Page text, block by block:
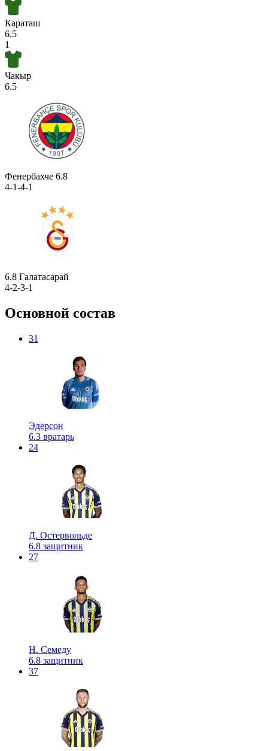
Караташ
6.5
1
Чакыр
6.5
Фенербахче 6.8
4-1-4-1
6.8 Галатасарай
4-2-3-1
Основной состав
31
Эдерсон
6.3 вратарь
24
Д. Остервольде
6.8 защитник
27
Н. Семеду
6.8 защитник
37